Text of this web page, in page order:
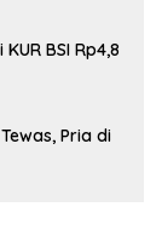
BSI Rp4,8
Pria di